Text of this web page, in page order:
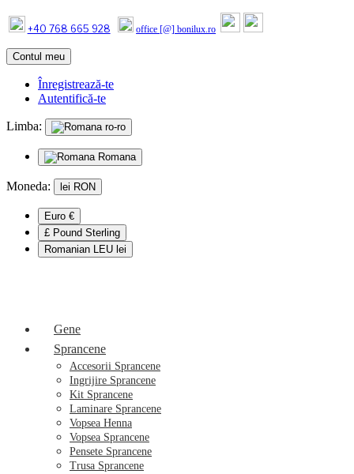
+40 768 665 928 office [@] bonilux.ro
Contul meu
Înregistrează-te
Autentifică-te
Limba: ro-ro
Romana
Moneda: lei RON
Euro €
£ Pound Sterling
Romanian LEU lei
Gene
Sprancene
Accesorii Sprancene
Ingrijire Sprancene
Kit Sprancene
Laminare Sprancene
Vopsea Henna
Vopsea Sprancene
Pensete Sprancene
Trusa Sprancene